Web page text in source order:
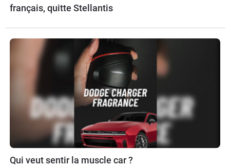
français, quitte Stellantis
Qui veut sentir la muscle car ?